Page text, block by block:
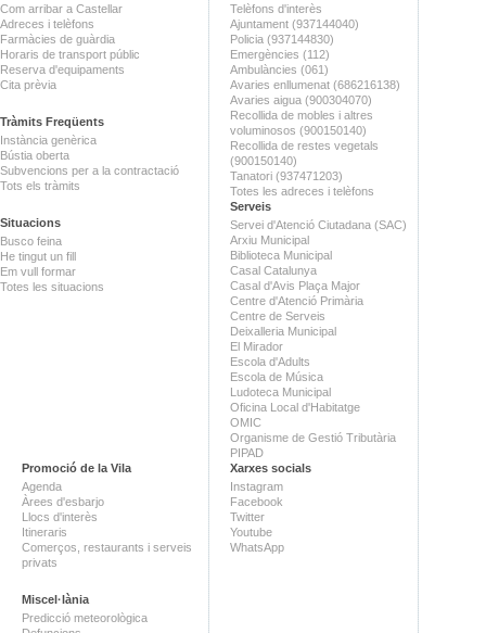
Com arribar a Castellar
Adreces i telèfons
Farmàcies de guàrdia
Horaris de transport públic
Reserva d'equipaments
Cita prèvia
Tràmits Freqüents
Instància genèrica
Bústia oberta
Subvencions per a la contractació
Tots els tràmits
Situacions
Busco feina
He tingut un fill
Em vull formar
Totes les situacions
Telèfons d'interès
Ajuntament (937144040)
Policia (937144830)
Emergències (112)
Ambulàncies (061)
Avaries enllumenat (686216138)
Avaries aigua (900304070)
Recollida de mobles i altres
voluminosos (900150140)
Recollida de restes vegetals
(900150140)
Tanatori (937471203)
Totes les adreces i telèfons
Serveis
Servei d'Atenció Ciutadana (SAC)
Arxiu Municipal
Biblioteca Municipal
Casal Catalunya
Casal d'Avis Plaça Major
Centre d'Atenció Primària
Centre de Serveis
Deixalleria Municipal
El Mirador
Escola d'Adults
Escola de Música
Ludoteca Municipal
Oficina Local d'Habitatge
OMIC
Organisme de Gestió Tributària
PIPAD
Promoció de la Vila
Agenda
Àrees d'esbarjo
Llocs d'interès
Itineraris
Comerços, restaurants i serveis
privats
Miscel·lània
Predicció meteorològica
Xarxes socials
Instagram
Facebook
Twitter
Youtube
WhatsApp